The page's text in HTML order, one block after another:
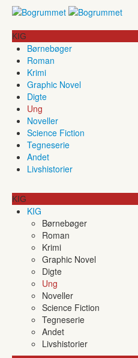
KIG
Børnebøger
Roman
Krimi
Graphic Novel
Digte
Ung
Noveller
Science Fiction
Tegneserie
Andet
Livshistorier
KIG
KIG
Børnebøger
Roman
Krimi
Graphic Novel
Digte
Ung
Noveller
Science Fiction
Tegneserie
Andet
Livshistorier